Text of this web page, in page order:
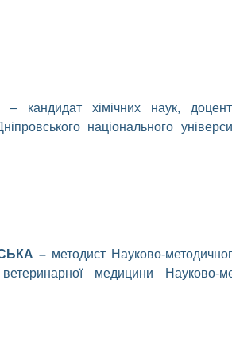
– кандидат хімічнихнаук,
національного
– методист Науково-
ветеринарної медицини Науково-